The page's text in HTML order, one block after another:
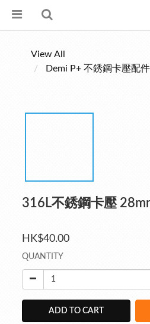
View All
Demi P+ 不銹鋼卡壓配
316L不銹鋼卡壓
HK$40.00
QUANTITY
ADD TO CART